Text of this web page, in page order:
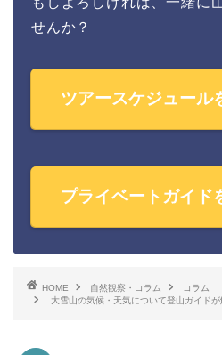
せんか？
ツアースケジュー
プライベートガイ
HOME 自然観察・コラム
コラム
大雪山の気候・天気について登山ガイドが